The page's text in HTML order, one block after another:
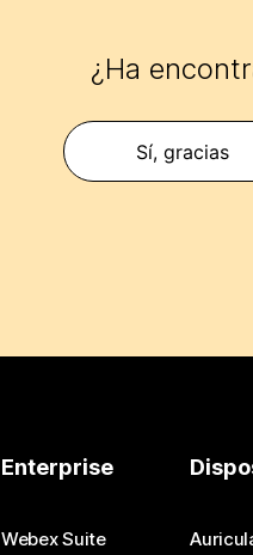
¿Ha
Sí, gracias
Enterprise
Webex Suite